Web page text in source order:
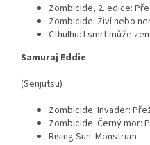
Zombicide, 2. edice:
Zombicide: Živí nebo
Cthulhu: I smrt může
Samuraj Eddie
(Senjutsu)
Zombicide: Invader:
Zombicide: Černý mor:
Rising Sun: Monstrum